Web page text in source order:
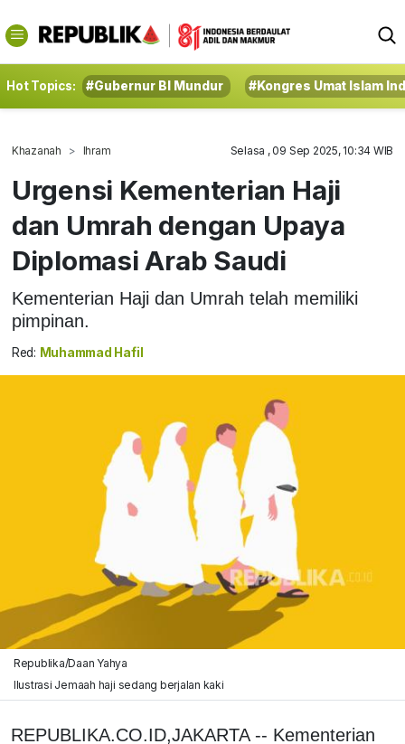
Hot Topics: #Gubernur BI Mundur #Kongres Umat Islam
Khazanah Ihram Selasa , 09 Sep 2025, 10:34 WIB
Urgensi Kementerian Haji
dan Umrah dengan Upaya
Diplomasi Arab Saudi
Kementerian Haji dan Umrah telah memiliki
pimpinan.
Red: Muhammad Hafil
Republika/Daan Yahya
Ilustrasi Jemaah haji sedang berjalan kaki
REPUBLIKA.CO.ID,JAKARTA -- Kementerian